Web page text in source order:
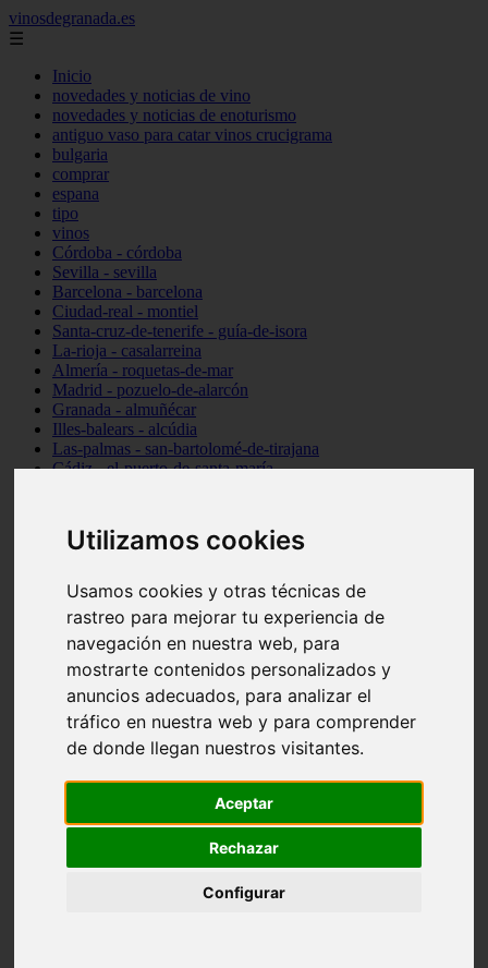
Utilizamos cookies
Usamos cookies y otras técnicas de
rastreo para mejorar tu experiencia de
navegación en nuestra web, para
mostrarte contenidos personalizados y
anuncios adecuados, para analizar el
tráfico en nuestra web y para comprender
de donde llegan nuestros visitantes.
Aceptar
Rechazar
Configurar
vinosdegranada.es
☰
Inicio
novedades y noticias de vino
novedades y noticias de enoturismo
antiguo vaso para catar vinos crucigrama
bulgaria
comprar
espana
tipo
vinos
Córdoba - córdoba
Sevilla - sevilla
Barcelona - barcelona
Ciudad-real - montiel
Santa-cruz-de-tenerife - guía-de-isora
La-rioja - casalarreina
Almería - roquetas-de-mar
Madrid - pozuelo-de-alarcón
Granada - almuñécar
Illes-balears - alcúdia
Las-palmas - san-bartolomé-de-tirajana
Cádiz - el-puerto-de-santa-maría
Santa-cruz-de-tenerife - los-llanos-de-aridane
Cantabria - suances
Granada - monachil
Huesca - isábena
Huesca - alquézar
Huesca - castejón-de-sos
Sevilla - marinaleda
Córdoba - almedinilla
Navarra - zangoza
Cantabria - arenas-de-iguña
Barcelona - la-pobla-de-lillet
Las-palmas - yaiza
Valladolid - fuensaldaña